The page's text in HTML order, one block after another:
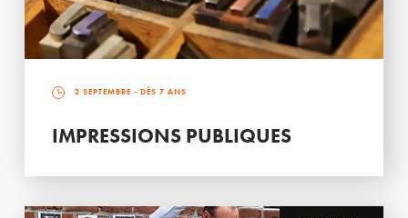
2 SEPTEMBRE - DÈS 7 ANS
IMPRESSIONS PUBLIQUES